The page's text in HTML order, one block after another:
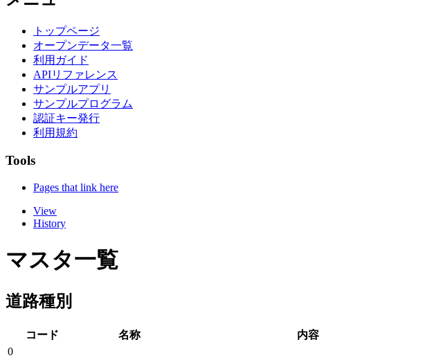
トップページ
オープンデータ一覧
利用ガイド
APIリファレンス
サンプルアプリ
サンプルプログラム
認証キー発行
利用規約
Tools
Pages that link here
View
History
マスタ一覧
道路種別
コード 名称
内容
0